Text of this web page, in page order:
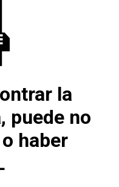
la
puede no
haber